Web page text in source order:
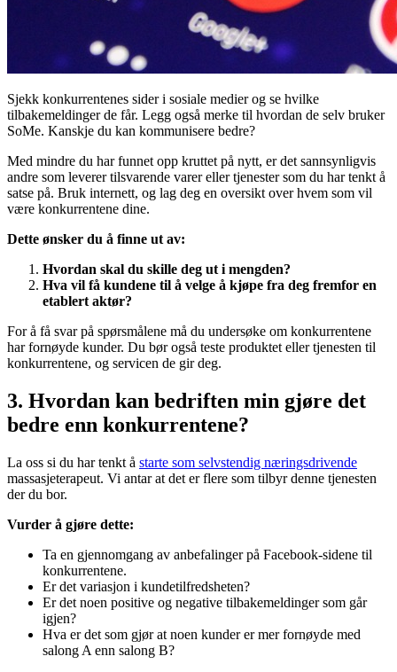
Sjekk konkurrentenes sider i sosiale medier og se hvilke
tilbakemeldinger de får. Legg også merke til hvordan de selv bruker
SoMe. Kanskje du kan kommunisere bedre?
Med mindre du har funnet opp kruttet på nytt, er det sannsynligvis
andre som leverer tilsvarende varer eller tjenester som du har tenkt å
satse på. Bruk internett, og lag deg en oversikt over hvem som vil
være konkurrentene dine.
Dette ønsker du å finne ut av:
Hvordan skal du skille deg ut i mengden?
Hva vil få kundene til å velge å kjøpe fra deg fremfor en
etablert aktør?
For å få svar på spørsmålene må du undersøke om konkurrentene
har fornøyde kunder. Du bør også teste produktet eller tjenesten til
konkurrentene, og servicen de gir deg.
3. Hvordan kan bedriften min gjøre det
bedre enn konkurrentene?
La oss si du har tenkt å starte som selvstendig næringsdrivende
massasjeterapeut. Vi antar at det er flere som tilbyr denne tjenesten
der du bor.
Vurder å gjøre dette:
Ta en gjennomgang av anbefalinger på Facebook-sidene til
konkurrentene.
Er det variasjon i kundetilfredsheten?
Er det noen positive og negative tilbakemeldinger som går
igjen?
Hva er det som gjør at noen kunder er mer fornøyde med
salong A enn salong B?